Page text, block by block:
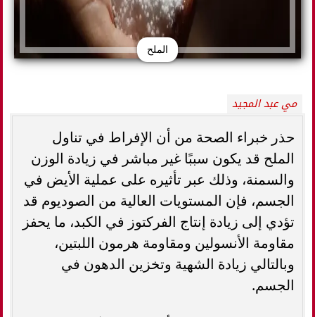
الملح
مي عبد المجيد
حذر خبراء الصحة من أن الإفراط في تناول
الملح قد يكون سببًا غير مباشر في زيادة الوزن
والسمنة، وذلك عبر تأثيره على عملية الأيض في
الجسم، فإن المستويات العالية من الصوديوم قد
تؤدي إلى زيادة إنتاج الفركتوز في الكبد، ما يحفز
مقاومة الأنسولين ومقاومة هرمون اللبتين،
وبالتالي زيادة الشهية وتخزين الدهون في
الجسم.